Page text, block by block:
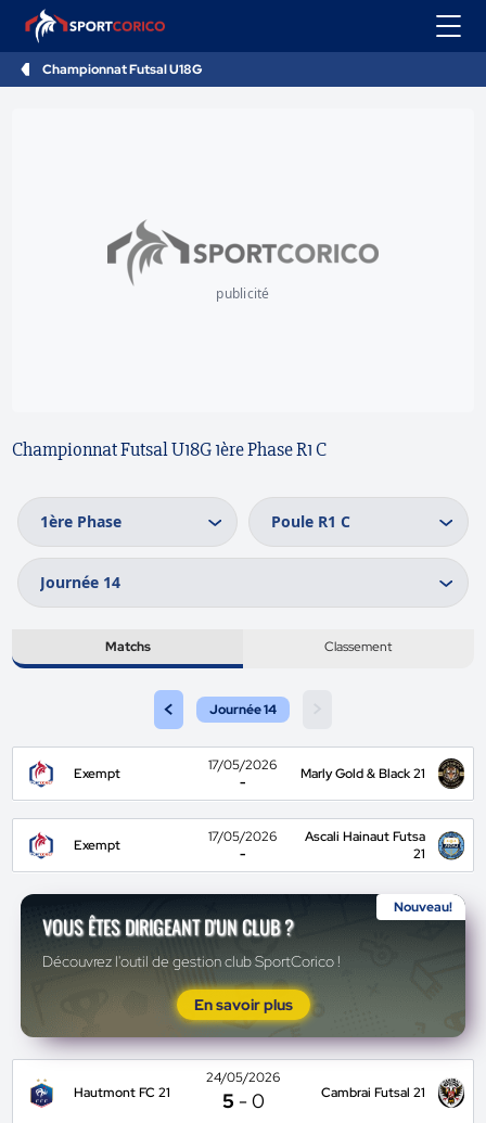
Championnat Futsal U18G
publicité
Championnat Futsal U18G 1ère Phase R1 C
Matchs Classement
< Journée 14
Exempt
17/05/2026
-
Marly Gold & Black 21
Exempt
17/05/2026
-
Ascali Hainaut Futsa
21
Nouveau!
VOUS ÊTES DIRIGEANT D'UN CLUB ?
Découvrez l'outil de gestion club SportCorico !
En savoir plus
Hautmont FC 21
24/05/2026
5 -0 Cambrai Futsal 21